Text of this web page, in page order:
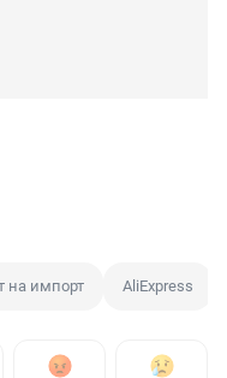
на импорт AliExpress